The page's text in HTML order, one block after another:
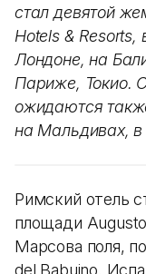
стал девятой
Hotels &
Лондоне, на
Париже, Токио.
ожидаются
на Мальдивах,
Римский отель
площади
Марсова поля,